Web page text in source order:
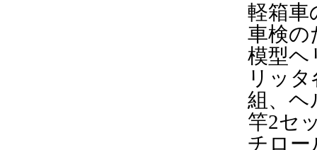
軽箱車
車検の
模型ヘ
リッ
組、ヘ
竿2セ
チロー